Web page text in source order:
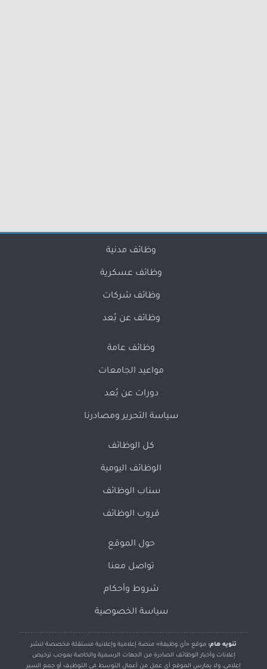
وظائف مدنية
وظائف عسكرية
وظائف شركات
وظائف عن بُعد
وظائف عامة
مواعيد الجامعات
دورات عن بُعد
سياسة التحرير ومصادرنا
كل الوظائف
الوظائف اليومية
سناب الوظائف
قروب الوظائف
حول الموقع
تواصل معنا
شروط وأحكام
سياسة الخصوصية
تنويه هام: موقع «أي وظيفة» منصة إعلامية وإعلانية مستقلة مخصصة لنشر
إعلانات وأخبار الوظائف الصادرة من الجهات الرسمية والخاصة بموجب ترخيص
إعلامي، ولا يمارس الموقع أي عمل من أعمال التوسط في التوظيف أو جمع السير